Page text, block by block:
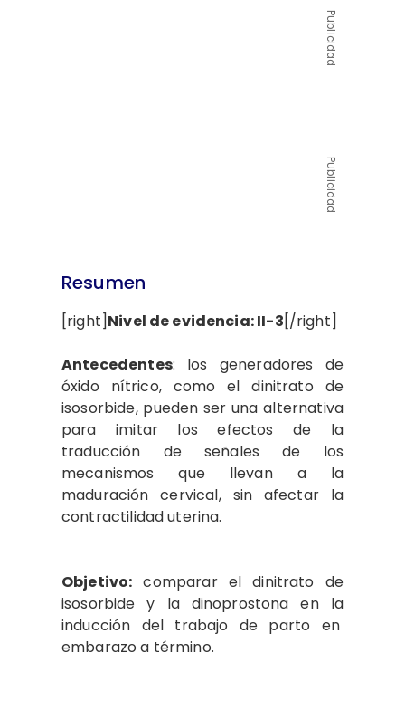
Publicidad
Publicidad
Resumen
[right]Nivel de evidencia: II-3[/right]
Antecedentes: los generadores de
óxido nítrico, como el dinitrato de
isosorbide, pueden ser una alternativa
para imitar los efectos de la
traducción de señales de los
mecanismos que llevan a la
maduración cervical, sin afectar la
contractilidad uterina.
Objetivo: comparar el dinitrato de
isosorbide y la dinoprostona en la
inducción del trabajo de parto en
embarazo a término.